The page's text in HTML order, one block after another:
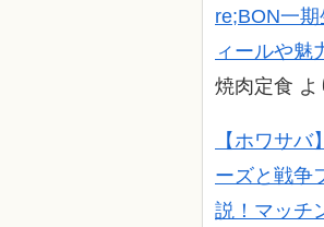
re;BON一
ィールや魅
焼肉定食 よ
【ホワサ
ーズと戦争
説！マッチ